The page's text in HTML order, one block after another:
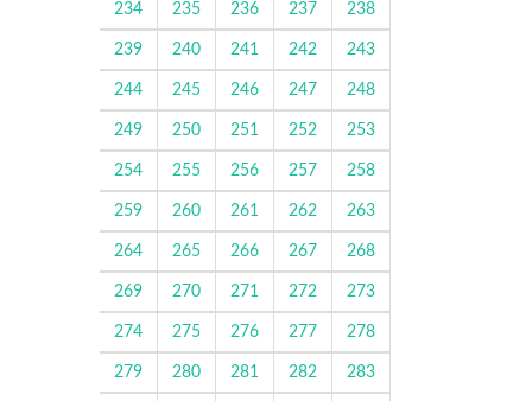
234 235 236 237 238
239 240 241 242 243
244 245 246 247 248
249 250 251 252 253
254 255 256 257 258
259 260 261 262 263
264 265 266 267 268
269 270 271 272 273
274 275 276 277 278
279 280 281 282 283